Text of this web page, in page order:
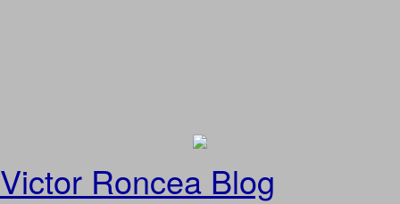
Victor Roncea Blog